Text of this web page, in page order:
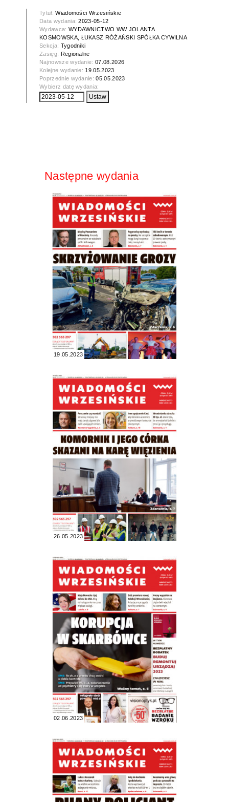
Tytuł:Wiadomości Wrzesińskie
Data wydania:2023-05-12
Wydawca: WYDAWNICTWO WW JOLANTA
KOSMOWSKA, ŁUKASZ RÓŻAŃSKI SPÓŁKA CYWILNA
Sekcja: Tygodniki
Zasięg: Regionalne
Najnowsze wydanie:07.08.2026
Kolejne wydanie:19.05.2023
Poprzednie wydanie:05.05.2023
Wybierz datę wydania:
Następne wydania
19.05.2023
26.05.2023
02.06.2023